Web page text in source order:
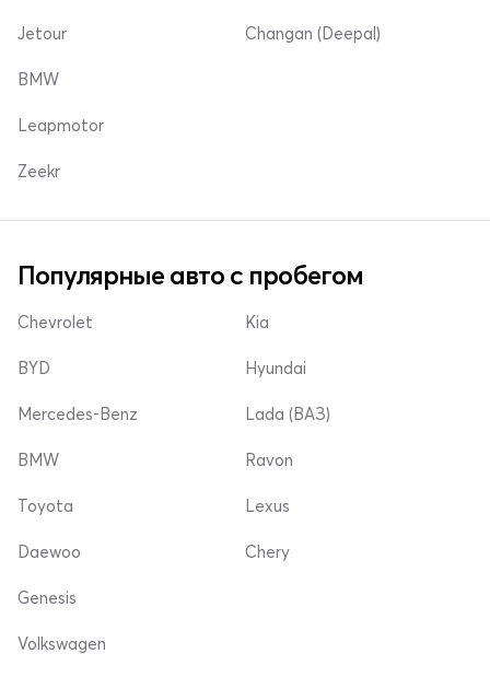
Jetour Changan (Deepal)
BMW
Leapmotor
Zeekr
Популярные авто с пробегом
Chevrolet
BYD
Mercedes-Benz
Kia
Hyundai
Lada (ВАЗ)
BMW
Toyota
Daewoo
Ravon
Lexus
Chery
Genesis
Volkswagen